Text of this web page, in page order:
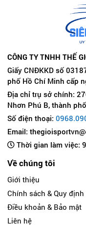
CÔNG TY TNHH THẾ
Giấy CNĐKKD số
phố Hồ Chí Minh cấp
Địa chỉ trụ sở chính:
Nhơn Phú B, thành
Số điện thoại:
Email:
Thời gian làm việc:
Về chúng tôi
Giới thiệu
Chính sách & Quy
Điều khoản & Bảo mật